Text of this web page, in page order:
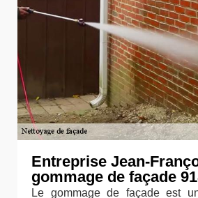
Entreprise Jean-
gommage de façade
Le gommage de façade est